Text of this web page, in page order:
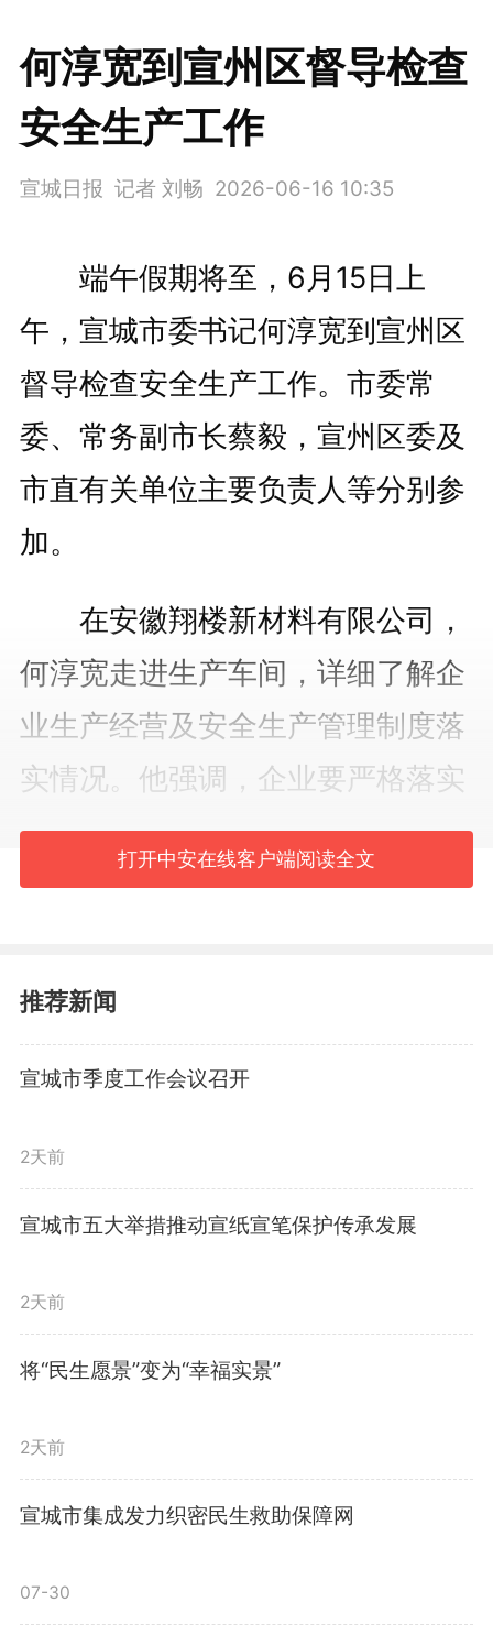
何淳宽到宣州区督导检查
安全生产工作
宣城日报 记者 刘畅 2026-06-16 10:35
端午假期将至，6月15日上
午，宣城市委书记何淳宽到宣州区
督导检查安全生产工作。市委常
委、常务副市长蔡毅，宣州区委及
市直有关单位主要负责人等分别参
加。
在安徽翔楼新材料有限公司，
何淳宽走进生产车间，详细了解企
业生产经营及安全生产管理制度落
实情况。他强调，企业要严格落实
安全生产主体责任，紧盯危化品储
运等关键环节，持续规范操作流
培训，从源头上防范安全事故发
生；属地及监管部门要坚持监管与
服务并重，常态化排查安全隐患、
主动帮扶企业整改，确保安全生产
各项措施落地见效。在水阳江玉山
栏、警示标识、监控设备布设情
况，逐一了解救生设施配备、巡逻
情况。他指出，当前正值汛期、临
近暑期，各地各部门要把防溺水工
时段、重点人群、重点区域，强化
打开中安在线客户端阅读全文
推荐新闻
宣城市季度工作会议召开
2天前
宣城市五大举措推动宣纸宣笔保护传承发展
2天前
将“民生愿景”变为“幸福实景”
2天前
宣城市集成发力织密民生救助保障网
07-30